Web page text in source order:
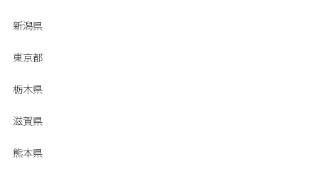
新潟県
東京都
栃木県
滋賀県
熊本県